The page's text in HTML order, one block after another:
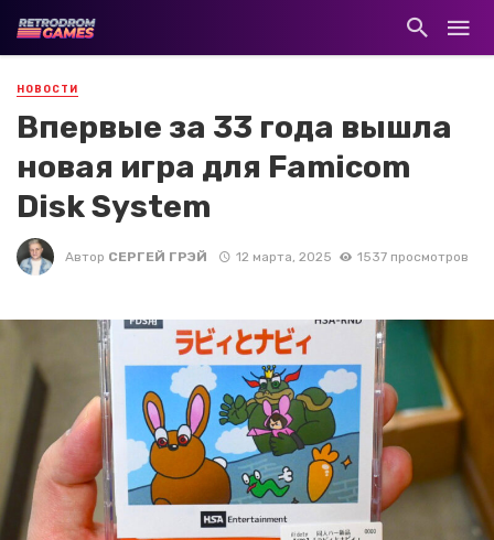
НОВОСТИ
Впервые за 33 года вышла
новая игра для Famicom
Disk System
Автор СЕРГЕЙ ГРЭЙ 12 марта, 2025 1537 просмотров